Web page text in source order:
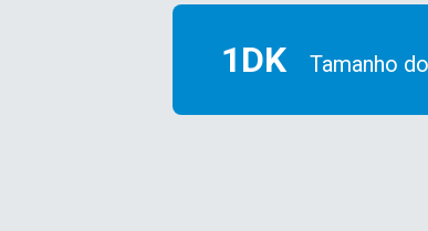
1DK Tamanho